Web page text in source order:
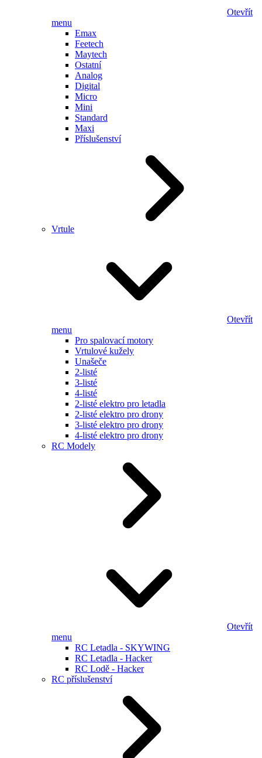
Otevřít
menu
Emax
Feetech
Maytech
Ostatní
Analog
Digital
Micro
Mini
Standard
Maxi
Příslušenství
Vrtule
Otevřít
menu
Pro spalovací motory
Vrtulové kužely
Unašeče
2-listé
3-listé
4-listé
2-listé elektro pro letadla
2-listé elektro pro drony
3-listé elektro pro drony
4-listé elektro pro drony
RC Modely
Otevřít
menu
RC Letadla - SKYWING
RC Letadla - Hacker
RC Lodě - Hacker
RC příslušenství